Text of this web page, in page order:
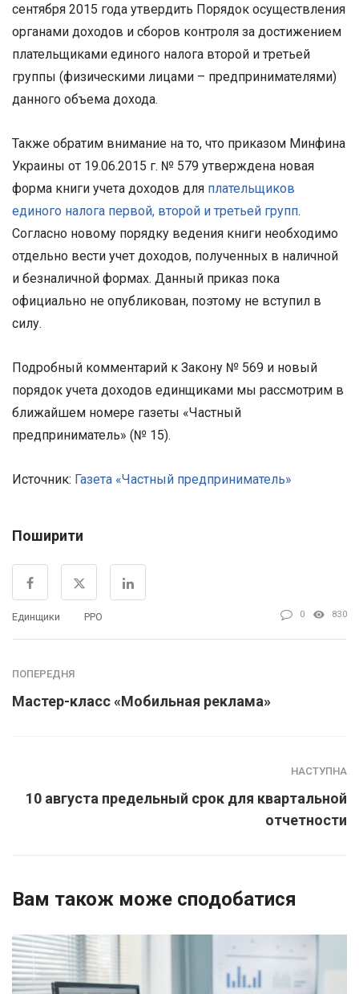
сентября 2015 года утвердить Порядок осуществления
органами доходов и сборов контроля за достижением
плательщиками единого налога второй и третьей
группы (физическими лицами – предпринимателями)
данного объема дохода.
Также обратим внимание на то, что приказом Минфина
Украины от 19.06.2015 г. № 579 утверждена новая
форма книги учета доходов для плательщиков
единого налога первой, второй и третьей групп.
Согласно новому порядку ведения книги необходимо
отдельно вести учет доходов, полученных в наличной
и безналичной формах. Данный приказ пока
официально не опубликован, поэтому не вступил в
силу.
Подробный комментарий к Закону № 569 и новый
порядок учета доходов единщиками мы рассмотрим в
ближайшем номере газеты «Частный
предприниматель» (№ 15).
Источник: Газета «Частный предприниматель»
Поширити
Единщики РРО 0 830
ПОПЕРЕДНЯ
Мастер-класс «Мобильная реклама»
НАСТУПНА
10 августа предельный срок для квартальной
отчетности
Вам також може сподобатися